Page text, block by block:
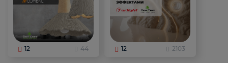
12 44 12 2103